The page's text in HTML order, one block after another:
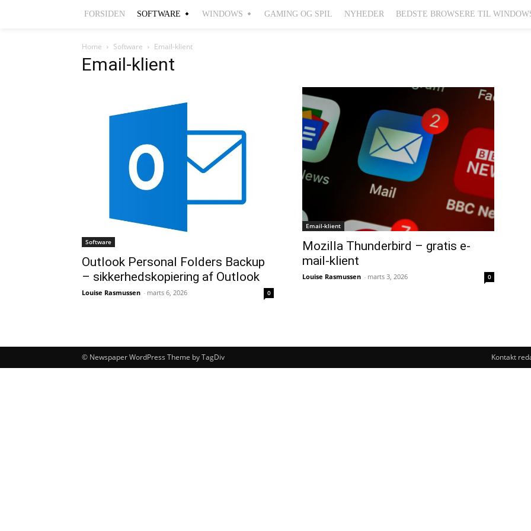
FORSIDEN SOFTWARE WINDOWS GAMING OG SPIL NYHEDER BEDSTE BROWSERE TIL
Home Software Email-klient
Email-klient
Software
Outlook Personal Folders Backup
– sikkerhedskopiering af Outlook
Louise Rasmussen - marts 6, 2026 0
Email-klient
Mozilla Thunderbird – gratis e-
mail-klient
Louise Rasmussen - marts 3, 2026 0
Kontakt
© Newspaper WordPress Theme by TagDiv